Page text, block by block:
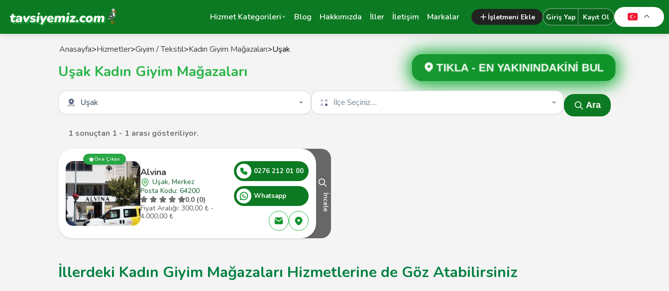
Tavsiyemiz Anasayfa Hizmet Kategorileri Blog Hakkımızda İller İletişim Markalar İşletmeni Ekle Giriş Yap Kayıt Ol
Anasayfa>Hizmetler>Giyim / Tekstil>Kadın Giyim Mağazaları>Uşak
Uşak Kadın Giyim Mağazaları TIKLA -EN YAKININDAKİNİ BUL
Şehir seçin İlçe seçin
Ara
1 sonuçtan 1 - 1 arası gösteriliyor.
Öne Çıkan
Alvina
Uşak, Merkez
Posta Kodu: 64200
0.0 (0)
Fiyat Aralığı: 300,00 ₺ -
4.000,00 ₺
0276 212 01 00
Whatsapp İncele
İllerdeki Kadın Giyim Mağazaları Hizmetlerine de Göz Atabilirsiniz